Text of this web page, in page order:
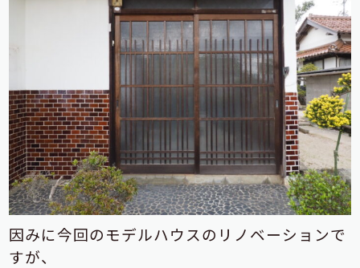
因みに今回のモデルハウスのリノベーションで
すが、